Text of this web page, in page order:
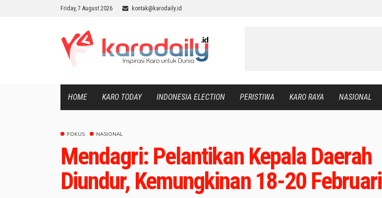
Friday, 7 August 2026 kontak@karodaily.id
HOME KARO TODAY INDONESIA ELECTION PERISTIWA KARO RAYA NASIONAL
FOKUS NASIONAL
Mendagri: Pelantikan Kepala Daerah
Diundur, Kemungkinan 18-20 Februari